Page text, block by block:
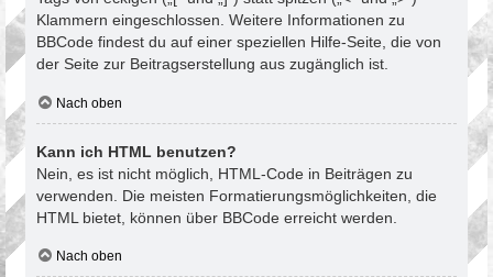
Klammern eingeschlossen. Weitere Informationen zu
BBCode findest du auf einer speziellen Hilfe-Seite, die von
der Seite zur Beitragserstellung aus zugänglich ist.
Nach oben
Kann ich HTML benutzen?
Nein, es ist nicht möglich, HTML-Code in Beiträgen zu
verwenden. Die meisten Formatierungsmöglichkeiten, die
HTML bietet, können über BBCode erreicht werden.
Nach oben